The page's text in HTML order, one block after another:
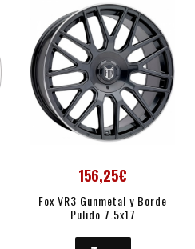
156,25€
Fox VR3 Gunmetal y Borde
Pulido 7.5x17